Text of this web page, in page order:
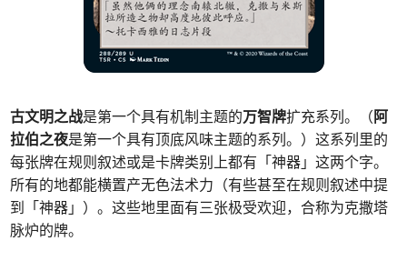
古文明之战是第一个具有机制主题的万智牌扩充系列。（阿
拉伯之夜是第一个具有顶底风味主题的系列。）这系列里的
每张牌在规则叙述或是卡牌类别上都有「神器」这两个字。
所有的地都能横置产无色法术力（有些甚至在规则叙述中提
到「神器」）。这些地里面有三张极受欢迎，合称为克撒塔
脉炉的牌。